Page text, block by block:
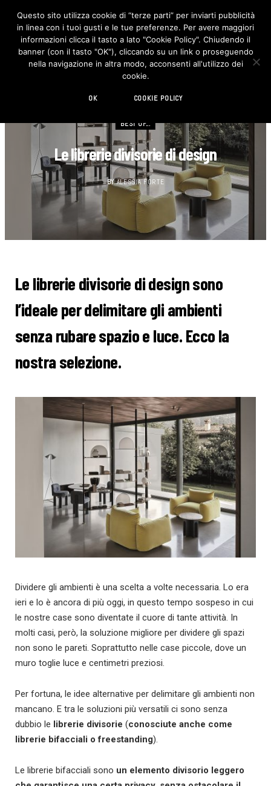
F
c
e
b
o
I
n
s
t
BEST OF...
Le librerie divisorie di design
BY ALESSIA FORTE
Le librerie divisorie di design sono
l’ideale per delimitare gli ambienti
senza rubare spazio e luce. Ecco la
nostra selezione.
Dividere gli ambienti è una scelta a volte necessaria. Lo era
ieri e lo è ancora di più oggi, in questo tempo sospeso in cui
le nostre case sono diventate il cuore di tante attività. In
molti casi, però, la soluzione migliore per dividere gli spazi
non sono le pareti. Soprattutto nelle case piccole, dove un
muro toglie luce e centimetri preziosi.
Per fortuna, le idee alternative per delimitare gli ambienti non
mancano. E tra le soluzioni più versatili ci sono senza
dubbio le librerie divisorie (conosciute anche come
librerie bifacciali o freestanding).
Le librerie bifacciali sono un elemento divisorio leggero
Questo sito utilizza cookie di “terze parti” per inviarti pubblicità
in linea con i tuoi gusti e le tue preferenze. Per avere maggiori
informazioni clicca il tasto a lato "Cookie Policy". Chiudendo il
banner (con il tasto "OK"), cliccando su un link o proseguendo
nella navigazione in altra modo, acconsenti all'utilizzo dei
cookie.
OK COOKIE POLICY